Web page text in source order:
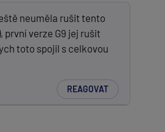
neuměla rušit tento
verze G9 jej rušit
toto spojil s celkovou
REAGOVAT